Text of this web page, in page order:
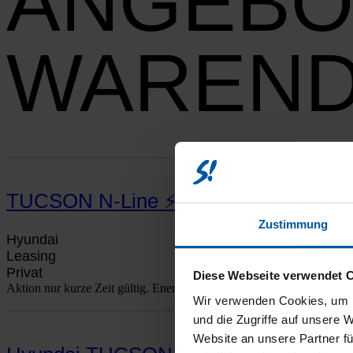
Zustimmung
Diese Webseite verwendet
Wir verwenden Cookies,
und die Zugriffe auf unsere
Website an unsere Partner
TUCSON N‑Line ⚡180PS 4WD ⚡
Hyun­dai
Lea­sing
Pri­vat
Akti­on nur kur­ze Zeit gül­tig. Ener­gie­ver­brauch nach WLTP in l/